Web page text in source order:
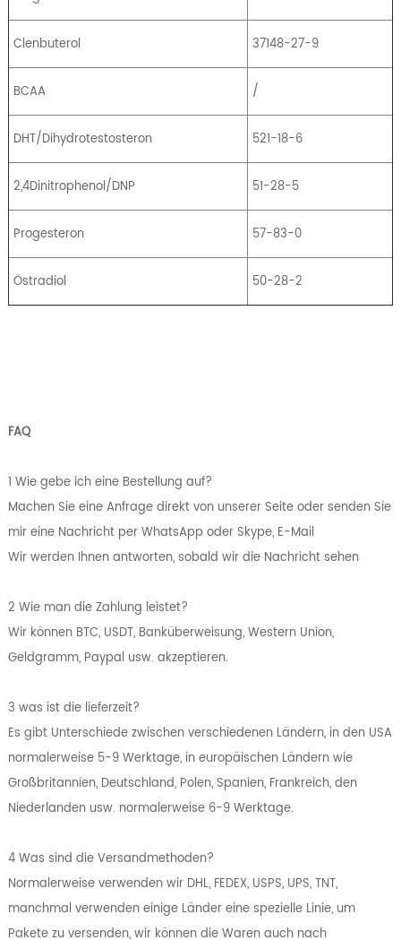
Clenbuterol 37148-27-9
BCAA /
DHT/Dihydrotestosteron 521-18-6
2,4Dinitrophenol/DNP 51-28-5
Progesteron 57-83-0
Östradiol 50-28-2
FAQ
1 Wie gebe ich eine Bestellung auf?
Machen Sie eine Anfrage direkt von unserer Seite oder senden Sie
mir eine Nachricht per WhatsApp oder Skype, E-Mail
Wir werden Ihnen antworten, sobald wir die Nachricht sehen
2 Wie man die Zahlung leistet?
Wir können BTC, USDT, Banküberweisung, Western Union,
Geldgramm, Paypal usw. akzeptieren.
3 was ist die lieferzeit?
Es gibt Unterschiede zwischen verschiedenen Ländern, in den USA
normalerweise 5-9 Werktage, in europäischen Ländern wie
Großbritannien, Deutschland, Polen, Spanien, Frankreich, den
Niederlanden usw. normalerweise 6-9 Werktage.
4 Was sind die Versandmethoden?
Normalerweise verwenden wir DHL, FEDEX, USPS, UPS, TNT,
manchmal verwenden einige Länder eine spezielle Linie, um
Pakete zu versenden, wir können die Waren auch nach